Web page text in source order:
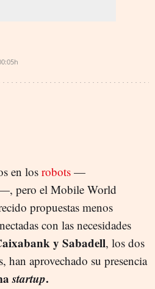
en los robots —
pero el Mobile World
propuestas menos
con las necesidades
y Sabadell, los dos
han aprovechado su presencia
startup.